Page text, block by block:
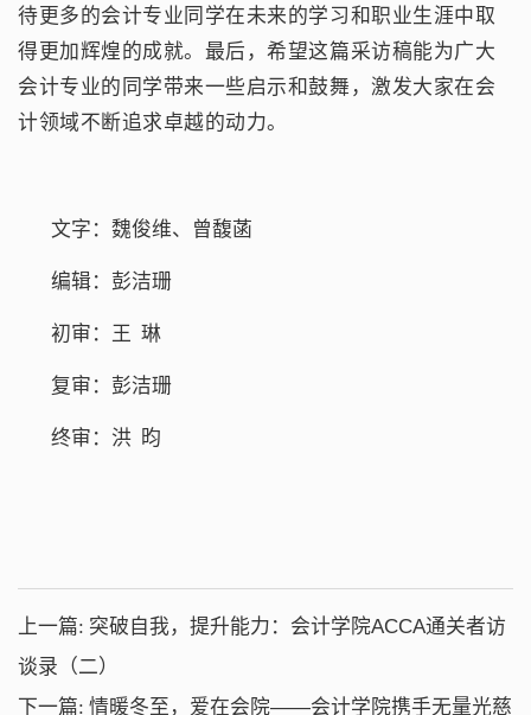
待更多的会计专业同学在未来的学习和职业生涯中取
得更加辉煌的成就。最后，希望这篇采访稿能为广大
会计专业的同学带来一些启示和鼓舞，激发大家在会
计领域不断追求卓越的动力。
文字：魏俊维、曾馥菡
编辑：彭洁珊
初审：王 琳
复审：彭洁珊
终审：洪 昀
上一篇: 突破自我，提升能力：会计学院ACCA通关者访
谈录（二）
下一篇: 情暖冬至，爱在会院——会计学院携手无量光慈